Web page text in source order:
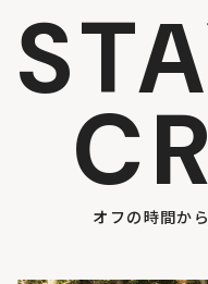
オフの時間か